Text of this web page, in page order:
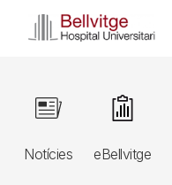
Navegació
principal
3r
Notícies
Image
eBellvitge
Image